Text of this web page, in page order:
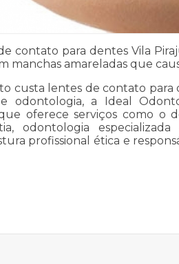
contato para dentes Vila
manchas amareladas que
custa lentes de contato para
odontologia, a Ideal
oferece serviços como o
odontologia
profissional ética e